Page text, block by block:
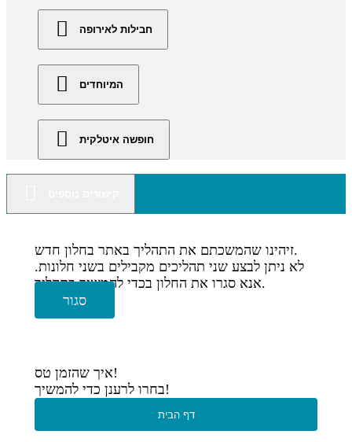
חבילות לאירופה
המיוחדים
חופשה איטלקית
זיהינו שהמשכתם את התהליך באתר בחלון חדש.
לא ניתן לבצע שני תהליכים מקבילים בשני חלונות.
אנא סגרו את החלון בכדי להמשיך בתהליך.
סגור
איך שהזמן טס!
בחרו לרענן כדי להמשיך!
דף הבית